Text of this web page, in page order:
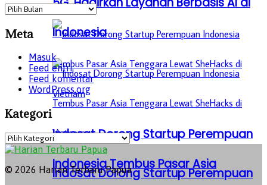
Indosat Dorong Startup Perempuan
Indonesia Tembus Pasar Asia
Indonesia
Indosat Dorong Startup Perempuan
Archives
Meta
Masuk
Feed entri
Feed komentar
WordPress.org
Kategori
Kategori
© 2026 Harian Terbaru Papua